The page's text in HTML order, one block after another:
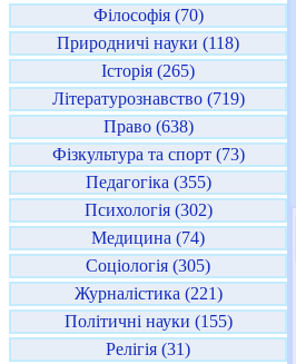
Філософія (70)
Природничі науки (118)
Історія (265)
Літературознавство (719)
Право (638)
Фізкультура та спорт (73)
Педагогіка (355)
Психологія (302)
Медицина (74)
Соціологія (305)
Журналістика (221)
Політичні науки (155)
Релігія (31)